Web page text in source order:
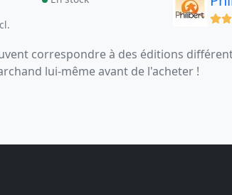
(x)
correspondre à des éditions
lui-même avant de l'acheter !